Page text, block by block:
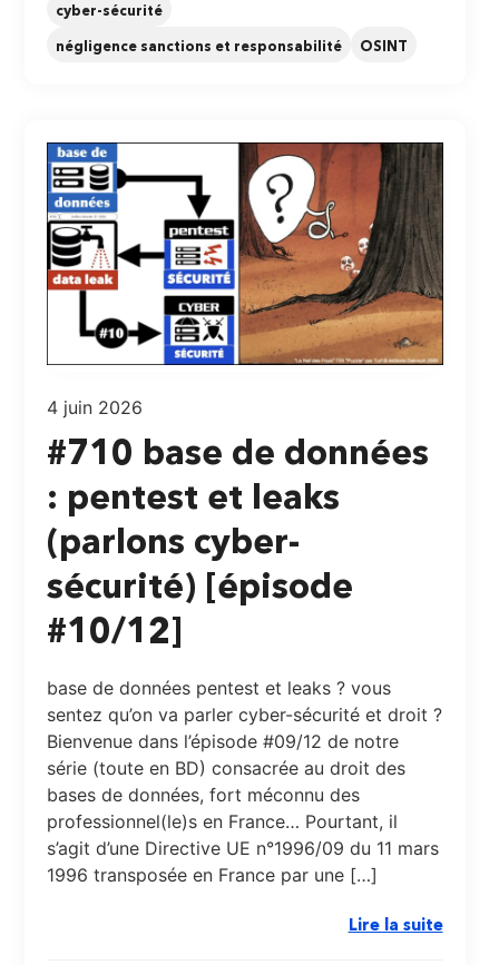
cyber-sécurité
négligence sanctions et responsabilité OSINT
4 juin 2026
#710 base de données
: pentest et leaks
(parlons cyber-
sécurité) [épisode
#10/12]
base de données pentest et leaks ? vous
sentez qu’on va parler cyber-sécurité et droit ?
Bienvenue dans l’épisode #09/12 de notre
série (toute en BD) consacrée au droit des
bases de données, fort méconnu des
professionnel(le)s en France… Pourtant, il
s’agit d’une Directive UE n°1996/09 du 11 mars
1996 transposée en France par une […]
Lire la suite